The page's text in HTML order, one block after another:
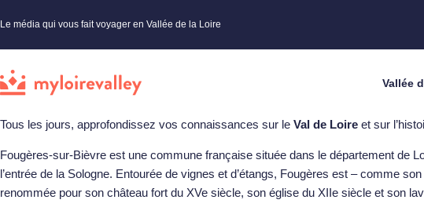
Le média qui vous fait voyager en Vallée de la Loire
Vallée
Tous les jours, approfondissez vos connaissances sur le Val de Loire et sur
Fougères-sur-Bièvre est une commune française située dans le département de
l’entrée de la Sologne. Entourée de vignes et d’étangs, Fougères est – comme
renommée pour son château fort du XVe siècle, son église du XIIe siècle et son